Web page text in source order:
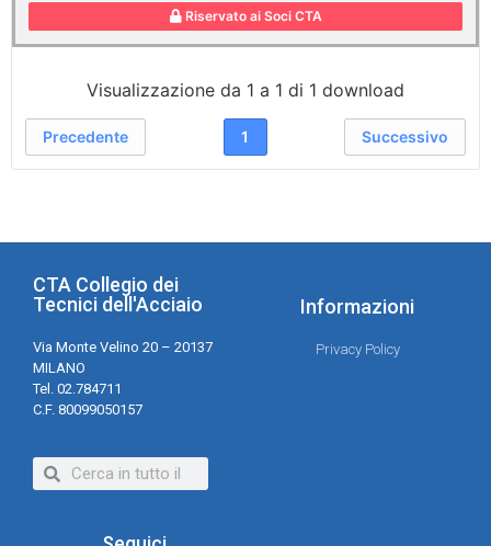
Riservato ai Soci CTA
Visualizzazione da 1 a 1 di 1 download
Precedente 1 Successivo
CTA Collegio dei
Tecnici dell'Acciaio
Via Monte Velino 20 – 20137
MILANO
Tel. 02.784711
C.F. 80099050157
Informazioni
Privacy Policy